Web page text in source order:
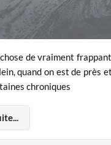
de vraiment
quand on est de près
chroniques